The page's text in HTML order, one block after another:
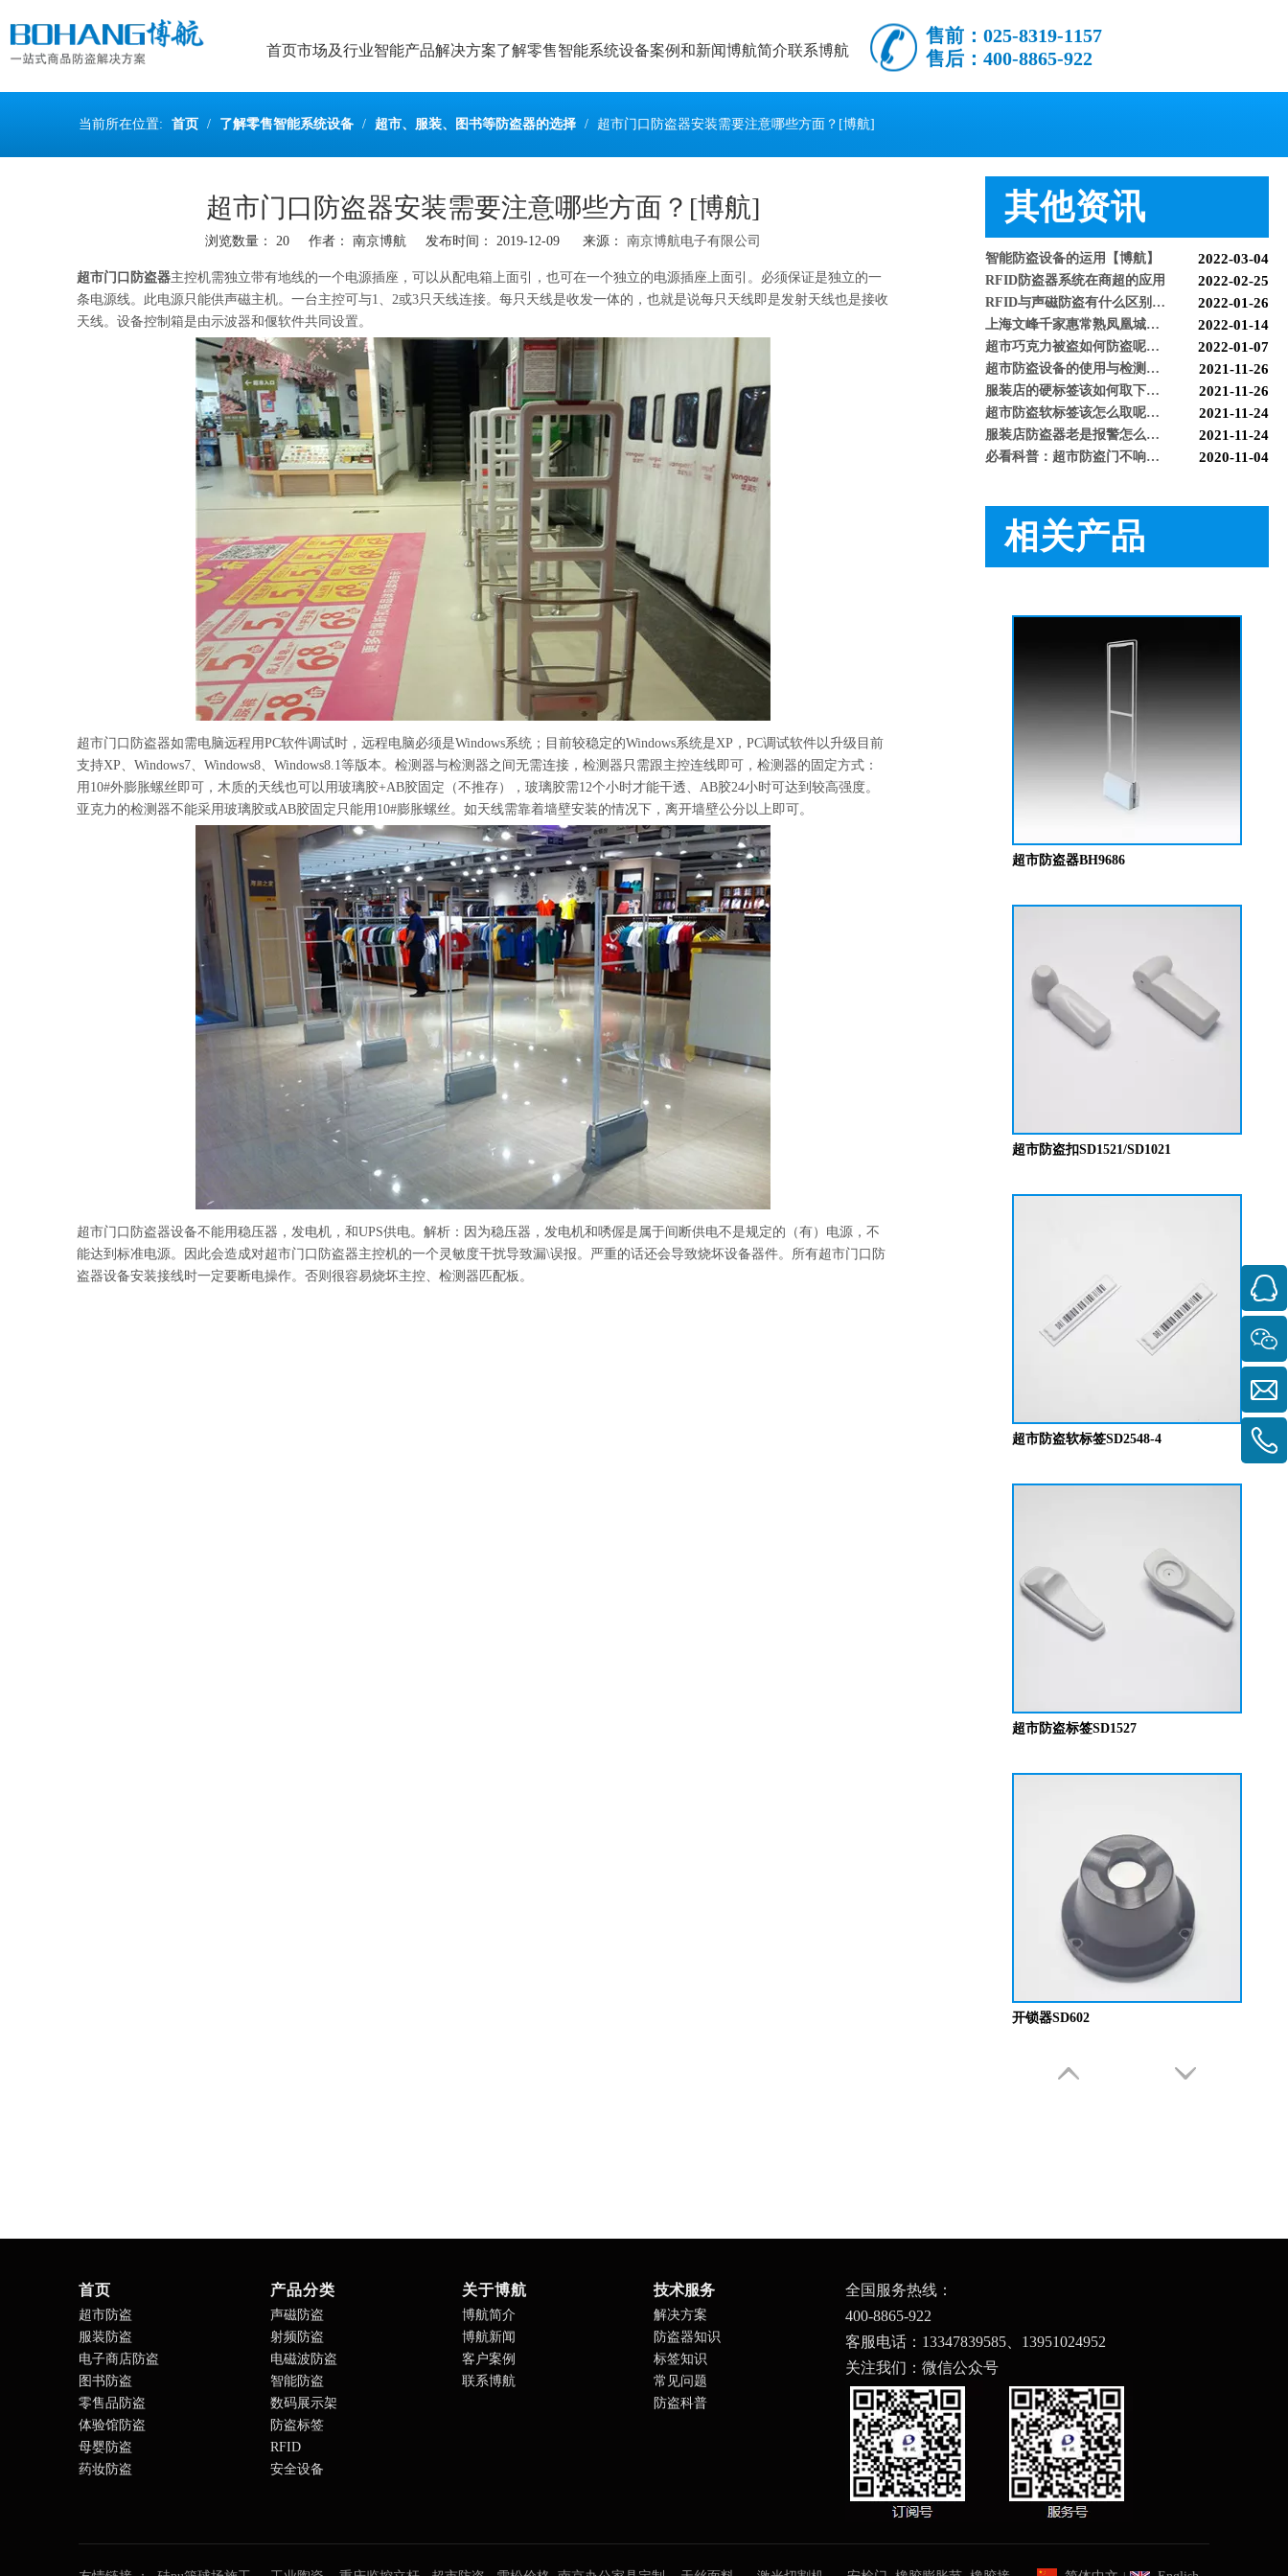
首页市场及行业智能产品解决方案了解零售智能系统设备案例和新闻博航简介联系博航
售前：025-8319-1157
售后：400-8865-922
当前所在位置: 首页 / 了解零售智能系统设备 / 超市、服装、图书等防盗器的选择 / 超市门口防盗器安装需要注意哪些方面？[博航]
超市门口防盗器安装需要注意哪些方面？[博航]
浏览数量： 20 作者： 南京博航 发布时间： 2019-12-09 来源： 南京博航电子有限公司
["wechat","weibo","qzone","douban","email"]
超市门口防盗器主控机需独立带有地线的一个电源插座，可以从配电箱上面引，也可在一个独立的电源插座上面引。必须保证是独立的一
条电源线。此电源只能供声磁主机。一台主控可与1、2或3只天线连接。每只天线是收发一体的，也就是说每只天线即是发射天线也是接收
天线。设备控制箱是由示波器和偃软件共同设置。
超市门口防盗器如需电脑远程用PC软件调试时，远程电脑必须是Windows系统；目前较稳定的Windows系统是XP，PC调试软件以升级目前
支持XP、Windows7、Windows8、Windows8.1等版本。检测器与检测器之间无需连接，检测器只需跟主控连线即可，检测器的固定方式：
用10#外膨胀螺丝即可，木质的天线也可以用玻璃胶+AB胶固定（不推存），玻璃胶需12个小时才能干透、AB胶24小时可达到较高强度。
亚克力的检测器不能采用玻璃胶或AB胶固定只能用10#膨胀螺丝。如天线需靠着墙壁安装的情况下，离开墙壁公分以上即可。
超市门口防盗器设备不能用稳压器，发电机，和UPS供电。解析：因为稳压器，发电机和唀偓是属于间断供电不是规定的（有）电源，不
能达到标准电源。因此会造成对超市门口防盗器主控机的一个灵敏度干扰导致漏\误报。严重的话还会导致烧坏设备器件。所有超市门口防
盗器设备安装接线时一定要断电操作。否则很容易烧坏主控、检测器匹配板。
其他资讯
怎么样购买适合的超市防盗门？多注意以下几点！[博航] 2020-12-03
博航RFID+AI无人商店解决方案落地江苏大生集团 首店开业运营平稳，树立智慧零售新标杆 2026-03-07
博航RFID智慧解决方案赋能国家体育场（鸟巢） 以科技之力预祝2026年多场演唱会圆满成功 2026-03-06
RFID防盗器系统在商超的应用 2022-02-25
RFID与声磁防盗有什么区别呢？博航小编来解答【博航】 2022-01-26
上海文峰千家惠常熟凤凰城店安装工程案例【博航】 2022-01-14
超市巧克力被盗如何防盗呢【博航】 2022-01-07
超市防盗设备的使用与检测【博航】 2021-11-26
服装店的硬标签该如何取下来呢【博航】 2021-11-26
超市防盗软标签该怎么取呢，博航防盗给您支招【博航】 2021-11-24
服装店防盗器老是报警怎么办【博航】 2021-11-24
必看科普：超市防盗门不响了怎么回事？专业人员来帮您！[博航] 2020-11-04
新店开业，如何选择合适自己的服装防盗器？看完就明白了[博航] 2020-11-25
必看！常见服装店防盗门干扰的因素有哪些？[博航] 2020-11-27
博航RFID智慧解决方案赋能国家体育场（鸟巢） 以科技之力预祝2026年多场演唱会圆满成功 2026-03-06
相关产品
超市防盗器BH9333
超市防盗器 BH9677
超市防盗器BH9686
超市防盗扣SD1521/SD1021
超市防盗软标签SD2548-4
超市防盗标签SD1527
开锁器SD602
首页
超市防盗
服装防盗
电子商店防盗
图书防盗
零售品防盗
体验馆防盗
母婴防盗
药妆防盗
产品分类
声磁防盗
射频防盗
电磁波防盗
智能防盗
数码展示架
防盗标签
RFID
安全设备
关于博航
博航简介
博航新闻
客户案例
联系博航
技术服务
解决方案
防盗器知识
标签知识
常见问题
防盗科普
全国服务热线：
400-8865-922
客服电话：13347839585、 13951024952
关注我们：微信公众号